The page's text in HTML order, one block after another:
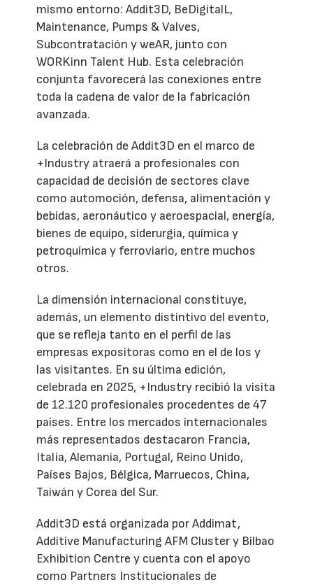
mismo entorno: Addit3D, BeDigitalL,
Maintenance, Pumps & Valves,
Subcontratación y weAR, junto con
WORKinn Talent Hub. Esta celebración
conjunta favorecerá las conexiones entre
toda la cadena de valor de la fabricación
avanzada.
La celebración de Addit3D en el marco de
+Industry atraerá a profesionales con
capacidad de decisión de sectores clave
como automoción, defensa, alimentación y
bebidas, aeronáutico y aeroespacial, energía,
bienes de equipo, siderurgia, química y
petroquímica y ferroviario, entre muchos
otros.
La dimensión internacional constituye,
además, un elemento distintivo del evento,
que se refleja tanto en el perfil de las
empresas expositoras como en el de los y
las visitantes. En su última edición,
celebrada en 2025, +Industry recibió la visita
de 12.120 profesionales procedentes de 47
países. Entre los mercados internacionales
más representados destacaron Francia,
Italia, Alemania, Portugal, Reino Unido,
Países Bajos, Bélgica, Marruecos, China,
Taiwán y Corea del Sur.
Addit3D está organizada por Addimat,
Additive Manufacturing AFM Cluster y Bilbao
Exhibition Centre y cuenta con el apoyo
como Partners Institucionales de